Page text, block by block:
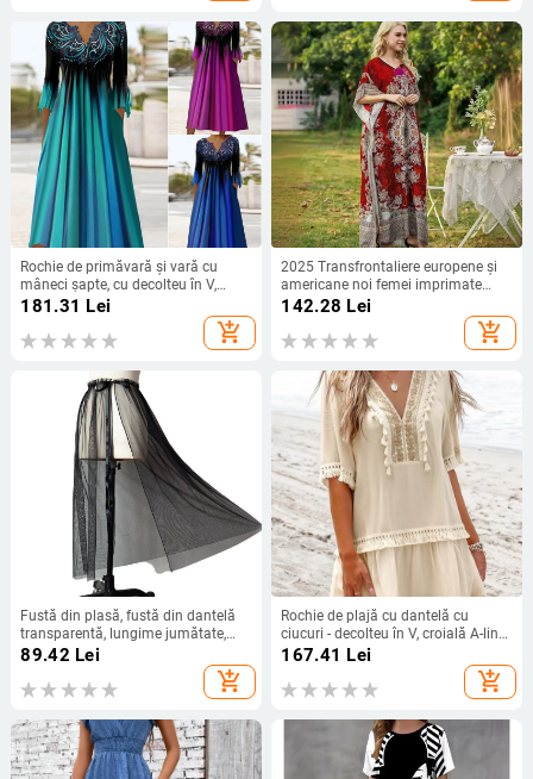
Rochie de primăvară și vară cu
mâneci șapte, cu decolteu în V,
plisată, cu nasturi, stil european și
american pentru femei, 20223
181.31 Lei
add_shopping_cart
2025 Transfrontaliere europene și
americane noi femei imprimate
fustă de mărime mare vrac guler
vacanță la malul mării
142.28 Lei
add_shopping_cart
Fustă din plasă, fustă din dantelă
transparentă, lungime jumătate,
fustă medie, talie înaltă, drapată cu
89.42 Lei
add_shopping_cart
Rochie de plajă cu dantelă cu
ciucuri - decolteu în V, croială A-line
midi, mâneci scurte, viscoză
167.41 Lei
add_shopping_cart